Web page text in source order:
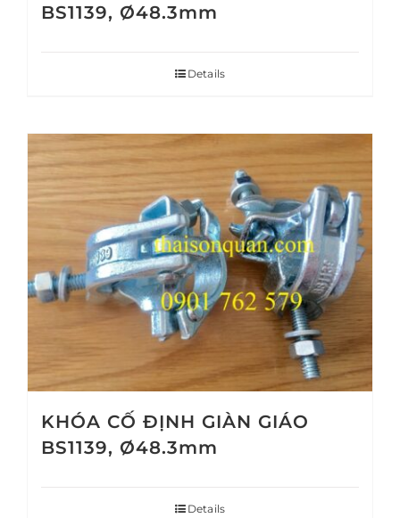
BS1139, Ø48.3mm
Details
KHÓA CỐ ĐỊNH GIÀN GIÁO
BS1139, Ø48.3mm
Details